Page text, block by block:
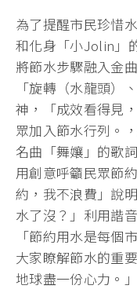
為了提醒市民珍惜
和化身「小Jolin」
將節水步驟融入金
「旋轉（水龍頭）
神，「成效看得見
眾加入節水行列。
名曲「舞孃」的歌
用創意呼籲民眾節
約，我不浪費」說
水了沒？」利用諧
「節約用水是每個
大家瞭解節水的重
地球盡一份心力。」